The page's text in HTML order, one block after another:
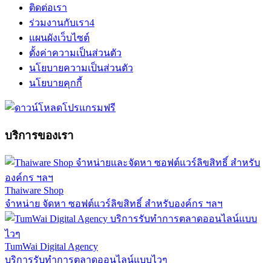
ติดต่อเรา
ร่วมงานกับเรา4
แผนผังเว็บไซต์
ตั้งค่าความเป็นส่วนตัว
นโยบายความเป็นส่วนตัว
นโยบายคุกกี้
บริการของเรา
Thaiware Shop
จำหน่าย จัดหา ซอฟต์แวร์ลิขสิทธิ์ สำหรับองค์กร ฯลฯ
TumWai Digital Agency
บริการรับทำการตลาดออนไลน์แบบไวๆ